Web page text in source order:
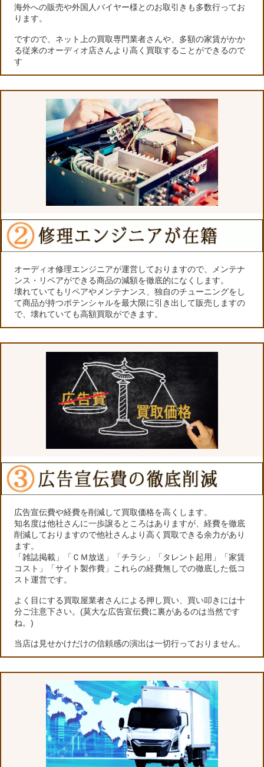
海外への販売や外国人バイヤー様とのお取引きも多数行ってお
ります。
ですので、ネット上の買取専門業者さんや、多額の家賃がかか
る従来のオーディオ店さんより高く買取することができるので
す
オーディオ修理エンジニアが運営しておりますので、メンテナ
ンス・リペアができる商品の減額を徹底的になくします。
壊れていてもリペアやメンテナンス、独自のチューニングをし
て商品が持つポテンシャルを最大限に引き出して販売しますの
で、壊れていても高額買取ができます。
広告宣伝費や経費を削減して買取価格を高くします。
知名度は他社さんに一歩譲るところはありますが、経費を徹底
削減しておりますので他社さんより高く買取できる余力があり
ます。
「雑誌掲載」「ＣＭ放送」「チラシ」「タレント起用」「家賃
コスト」「サイト製作費」これらの経費無しでの徹底した低コ
スト運営です。
よく目にする買取屋業者さんによる押し買い、買い叩きには十
分ご注意下さい。(莫大な広告宣伝費に裏があるのは当然です
ね。)
当店は見せかけだけの信頼感の演出は一切行っておりません。